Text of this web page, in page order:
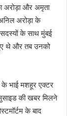
अरोड़ा और अमृता
अरोड़ा के
के साथ मुंबई
थे और तब उनको
के भाई मशहूर एक्टर
की खबर मिलने
के बाद